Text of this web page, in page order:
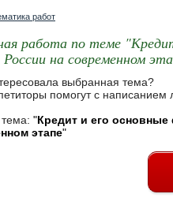
работ
работа по теме
на современном
выбранная тема?
помогут с написанием
"Кредит и его
этапе"